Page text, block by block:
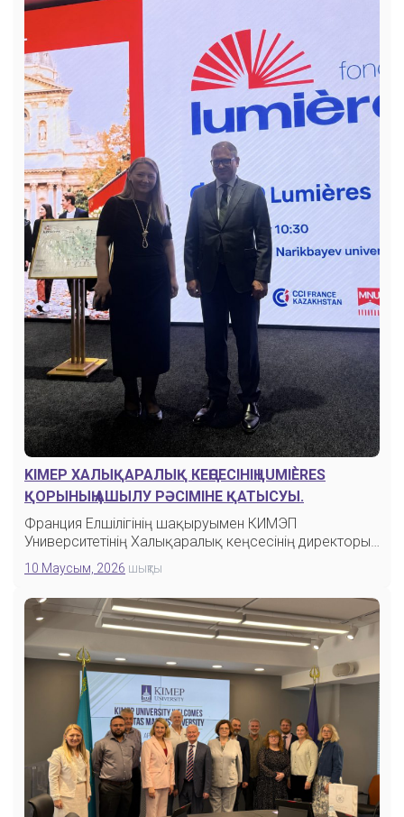
KIMEP ХАЛЫҚАРАЛЫҚ КЕҢСЕСІНІҢ LUMIÈRES
ҚОРЫНЫҢ АШЫЛУ РӘСІМІНЕ ҚАТЫСУЫ.
Франция Елшілігінің шақыруымен КИМЭП
Университетінің Халықаралық кеңсесінің директоры
Наиля Демирдоген…
10 Маусым, 2026 шықты